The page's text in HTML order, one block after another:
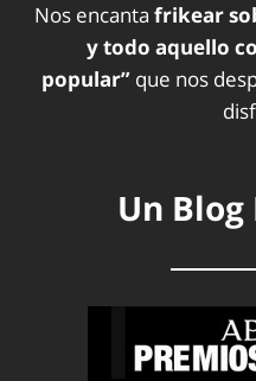
Nos encanta frikear
y todo aquello
popular” que nos
Un